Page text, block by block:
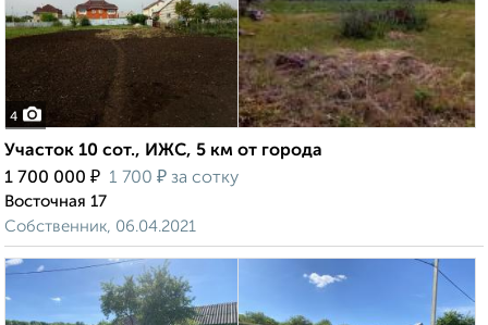
4
Участок 10 сот., ИЖС, 5 км от города
1 700 000 ₽ 1 700 ₽ за сотку
Восточная 17
Собственник, 06.04.2021